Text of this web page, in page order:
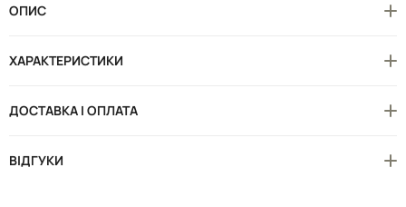
ОПИС
ХАРАКТЕРИСТИКИ
ДОСТАВКА І ОПЛАТА
ВІДГУКИ